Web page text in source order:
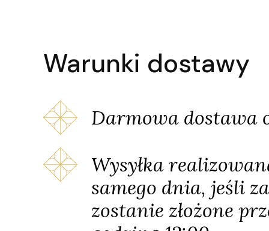
Warunki dostawy
Darmowa dostawa
Wysyłka
samego dnia, jeśli
zostanie złożone